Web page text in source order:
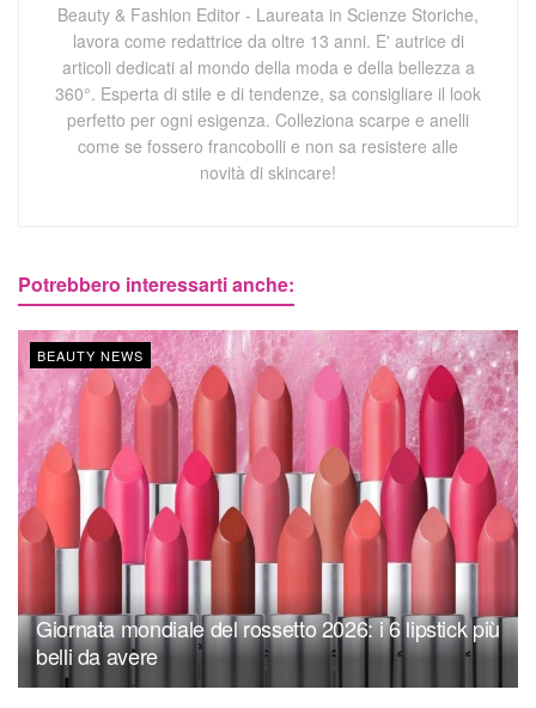
Beauty & Fashion Editor - Laureata in Scienze Storiche,
lavora come redattrice da oltre 13 anni. E' autrice di
articoli dedicati al mondo della moda e della bellezza a
360°. Esperta di stile e di tendenze, sa consigliare il look
perfetto per ogni esigenza. Colleziona scarpe e anelli
come se fossero francobolli e non sa resistere alle
novità di skincare!
Potrebbero interessarti anche:
BEAUTY NEWS
Giornata mondiale del rossetto 2026: i 6 lipstick più
belli da avere